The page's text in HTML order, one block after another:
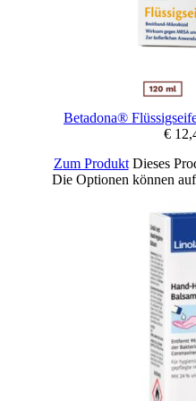
großflächige Anwendungen in
Zeitabständen unterbleiben.
Verkehrstüchtigkeit und die
Isozid-H wird unverdünnt mit
Tupfer auf die Haut
immer neu angesetzt werden.
ist ein dreifacher Anstrich
Die Desinfektionsdauer soll bei
Injektionen 30 Sekunden und bei
Operationen, Punktionen und
unterschreiten. Für eine begrenzt
Wirkung soll die
Bei Säuglingen sollen
kurzen Zeitabständen
Betadona®
€
Zum Produkt Dieses
Die Optionen können